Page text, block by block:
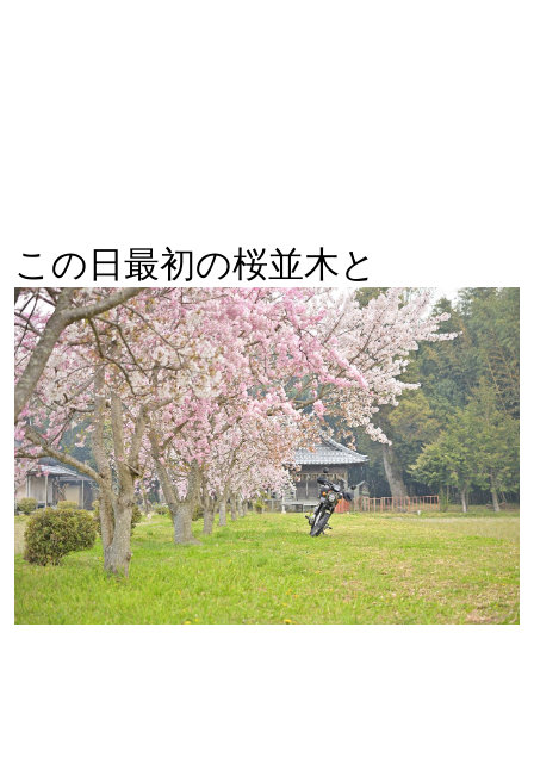
この日最初の桜並木と